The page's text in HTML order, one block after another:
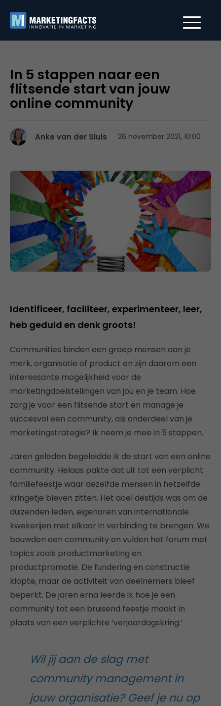
In 5 stappen naar een
flitsende start van jouw
online community
Anke van der Sluis 26 november 2021, 10:00
Identificeer, faciliteer, experimenteer, leer,
heb geduld en denk groots!
Communities binden een groep mensen aan je
merk, organisatie of product en zijn daarom een
interessante mogelijkheid voor de
marketingdoelstellingen van jou en je team. Hoe
zorg je voor een flitsende start en manage je
succesvol een community, als onderdeel van je
marketingstrategie? Ik neem je mee in 5 stappen.
Jaren geleden begeleidde ik de start van een online
community. Helaas pakte dat uit tot een verplicht
familiefeestje waar dezelfde mensen in hetzelfde
kringetje bleven zitten. Het doel destijds was om de
duizenden leden, eigenaren van internationale
kwekerijen met elkaar in verbinding te brengen. We
bouwden een community en vulden het forum met
topics zoals productmarketing en
productpromotie. De fundering en constructie
klopte, maar de activiteit van deelnemers bleef
beperkt. De jaren erna leerde ik hoe je een
community tot een bruisend feestje maakt in
plaats van een verplichte ‘verjaardagskring.’
Wil jij aan de slag met
community management in
jouw organisatie? Geef je nu op